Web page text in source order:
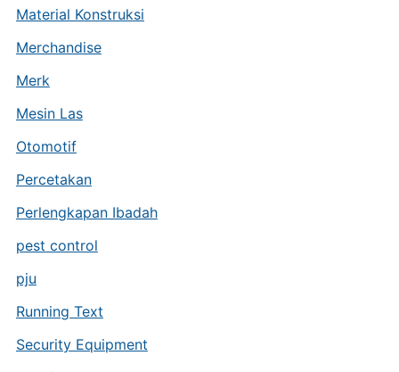
Material Konstruksi
Merchandise
Merk
Mesin Las
Otomotif
Percetakan
Perlengkapan Ibadah
pest control
pju
Running Text
Security Equipment